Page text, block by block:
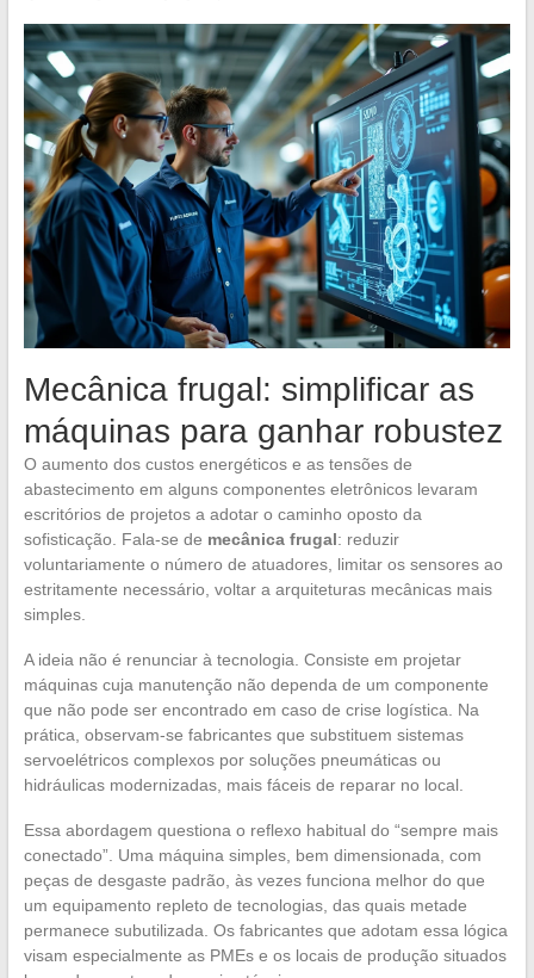
Mecânica frugal: simplificar as
máquinas para ganhar robustez
O aumento dos custos energéticos e as tensões de
abastecimento em alguns componentes eletrônicos levaram
escritórios de projetos a adotar o caminho oposto da
sofisticação. Fala-se de mecânica frugal: reduzir
voluntariamente o número de atuadores, limitar os sensores ao
estritamente necessário, voltar a arquiteturas mecânicas mais
simples.
A ideia não é renunciar à tecnologia. Consiste em projetar
máquinas cuja manutenção não dependa de um componente
que não pode ser encontrado em caso de crise logística. Na
prática, observam-se fabricantes que substituem sistemas
servoelétricos complexos por soluções pneumáticas ou
hidráulicas modernizadas, mais fáceis de reparar no local.
Essa abordagem questiona o reflexo habitual do “sempre mais
conectado”. Uma máquina simples, bem dimensionada, com
peças de desgaste padrão, às vezes funciona melhor do que
um equipamento repleto de tecnologias, das quais metade
permanece subutilizada. Os fabricantes que adotam essa lógica
visam especialmente as PMEs e os locais de produção situados